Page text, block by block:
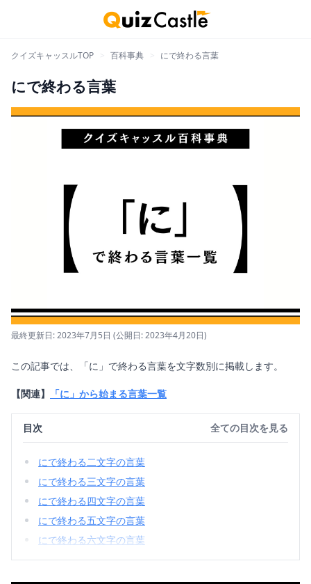
クイズキャッスルTOP 百科事典 にで終わる言葉
にで終わる言葉
最終更新日: 2023年7月5日 (公開日: 2023年4月20日)
この記事では、「に」で終わる言葉を文字数別に掲載します。
【関連】 「に」から始まる言葉一覧
目次
にで終わる二文字の言葉
にで終わる三文字の言葉
にで終わる四文字の言葉
にで終わる五文字の言葉
にで終わる六文字の言葉
全ての目次を見る